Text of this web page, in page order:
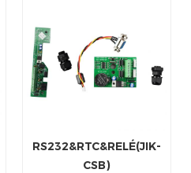
RS232&RTC&RELÉ(JIK-
CSB)